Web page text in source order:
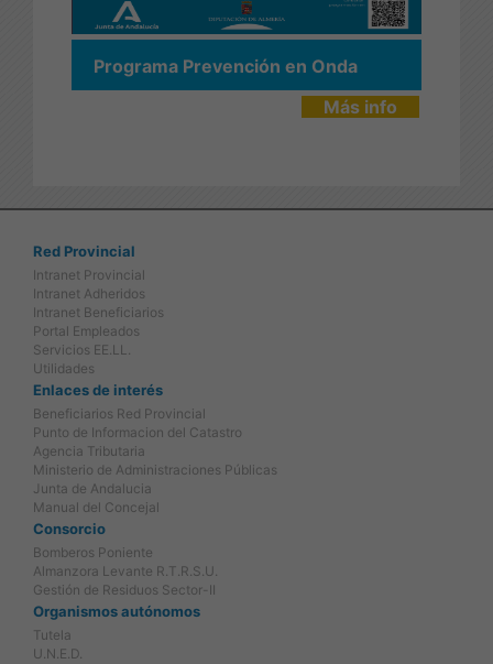
Programa Prevención en Onda
Más info
Red Provincial
Intranet Provincial
Intranet Adheridos
Intranet Beneficiarios
Portal Empleados
Servicios EE.LL.
Utilidades
Enlaces de interés
Beneficiarios Red Provincial
Punto de Informacion del Catastro
Agencia Tributaria
Ministerio de Administraciones Públicas
Junta de Andalucia
Manual del Concejal
Consorcio
Bomberos Poniente
Almanzora Levante R.T.R.S.U.
Gestión de Residuos Sector-II
Organismos autónomos
Tutela
U.N.E.D.